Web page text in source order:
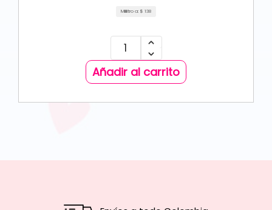
Mililitro a: $ 138
Añadir al carrito